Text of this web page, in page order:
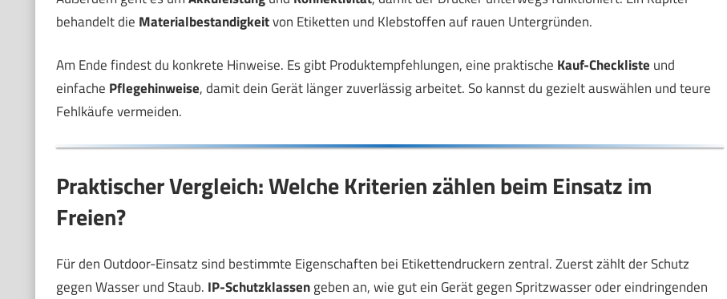
behandelt die Materialbestandigkeitvon Etiketten und Klebstoffen auf rauen Untergründen.
Am Ende findest du konkrete Hinweise. Es gibt Produktempfehlungen, eine praktische Kauf-Checkliste und
einfache Pflegehinweise, damit dein Gerät länger zuverlässig arbeitet. So kannst du gezielt auswählen und teure
Fehlkäufe vermeiden.
Praktischer Vergleich: Welche Kriterien zählen beim Einsatz im
Freien?
Für den Outdoor-Einsatz sind bestimmte Eigenschaften bei Etikettendruckern zentral. Zuerst zählt der Schutz
gegen Wasser und Staub. IP-Schutzklassengeben an, wie gut ein Gerät gegen Spritzwasser oder eindringenden